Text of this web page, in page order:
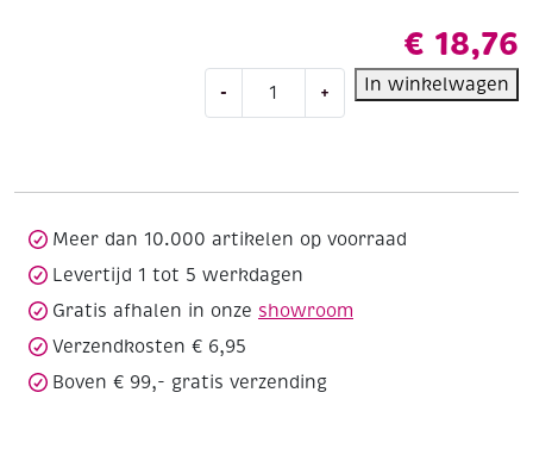
€ 18,76
-
fotokarton
lila
+ In winkelwagen
Meer dan 10.000 artikelen op voorraad
Levertijd 1 tot 5 werkdagen
Gratis afhalen in onze showroom
Verzendkosten € 6,95
Boven € 99,- gratis verzending